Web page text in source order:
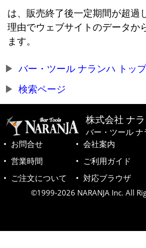
は、販売終了後一定期間が超過
理由でウェブサイトのデータか
ます。
バー・ツール ナランハ トッ
検索ページ
株式会社 ナ
バー・ツール ナ
お問合せ
会社案内
営業時間
ご利用ガイド
ご注文について
対応ブラウザ
©1999-2026 NARANJA Inc. All